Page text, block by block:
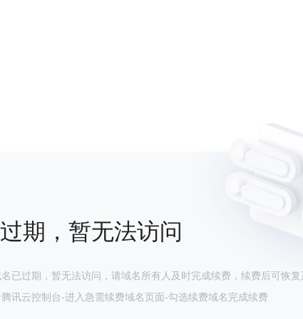
期，暂无法访问
已过期，暂无法访问，请域名所有人及时完成续费，续费后可恢复
讯云控制台-进入急需续费域名页面-勾选续费域名完成续费